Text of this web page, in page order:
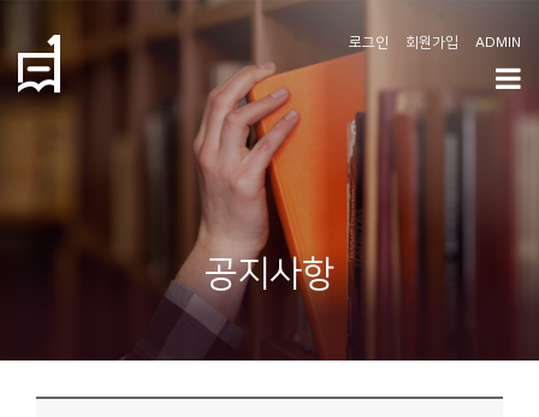
로그인 회원가입 ADMIN
공지사항
지
사